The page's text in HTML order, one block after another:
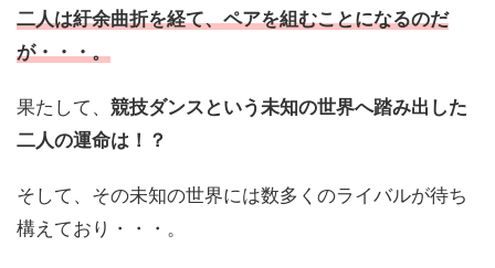
二人は紆余曲折を経て、ペアを組むことになるのだ
が・・・。
果たして、 競技ダンスという未知の世界へ踏み出した
二人の運命は！？
そして、その未知の世界には数多くのライバルが待ち
構えており・・・。